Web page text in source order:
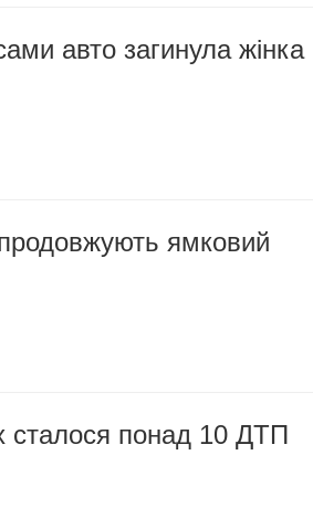
авто загинула жінка
ямковий
сталося понад 10 ДТП